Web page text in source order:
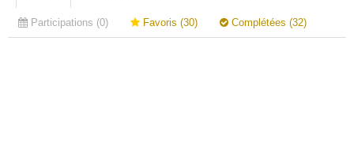
Participations (0) Favoris (30) Complétées (32)